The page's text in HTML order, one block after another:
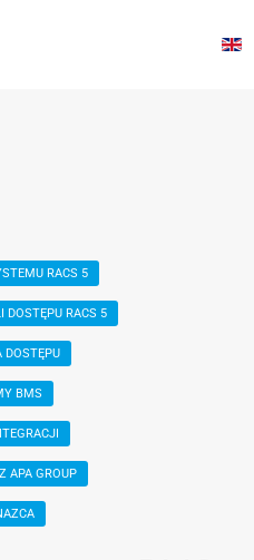
RACS 5
DOSTĘPU RACS 5
DOSTĘPU
BMS
APA GROUP